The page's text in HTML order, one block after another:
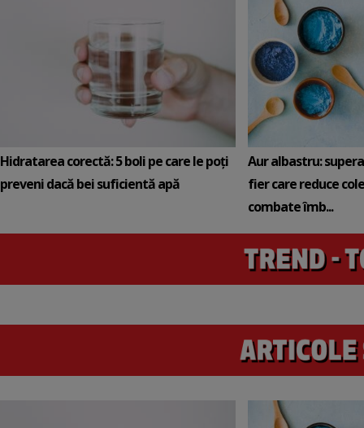
Hidratarea corectă: 5 boli pe care le poți
preveni dacă bei suficientă apă
Aur albastru:
fier care reduce
combate îmb...